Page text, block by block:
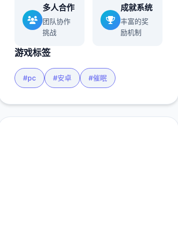
多人合作
团队协作
挑战
成就系统
丰富的奖
励机制
游戏标签
#pc #安卓 #催眠